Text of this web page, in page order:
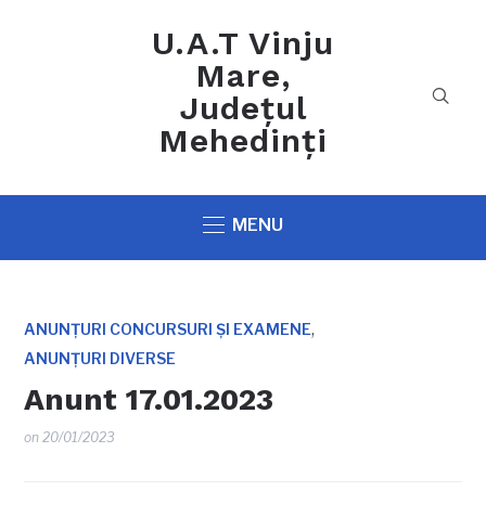
U.A.T Vinju
Mare,
Județul
Mehedinți
MENU
ANUNȚURI CONCURSURI ȘI EXAMENE,
ANUNȚURI DIVERSE
Anunt 17.01.2023
on20/01/2023